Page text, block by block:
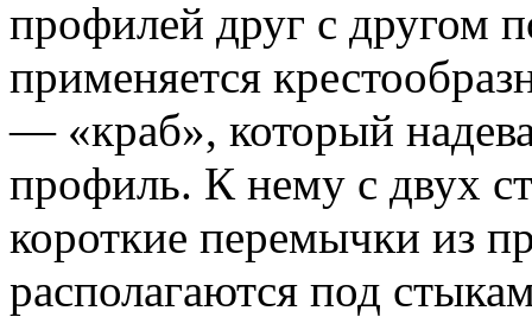
профилей друг с другом
применяется
— «краб», который
профиль. К нему с двух
короткие перемычки из
располагаются под